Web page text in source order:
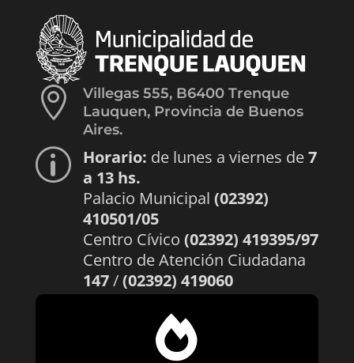

Villegas 555, B6400 Trenque
Lauquen, Provincia de Buenos
Aires.
p Horario: de lunes a viernes de7
a 13 hs.
Palacio Municipal (02392)
410501/05
Centro Cívico (02392) 419395/97
Centro de Atención Ciudadana
147/(02392) 419060
